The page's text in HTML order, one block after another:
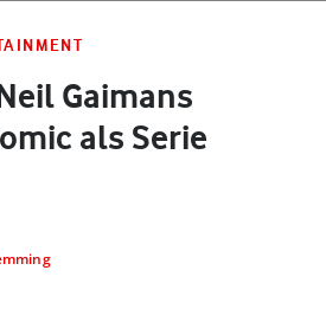
Gaimans
als Serie